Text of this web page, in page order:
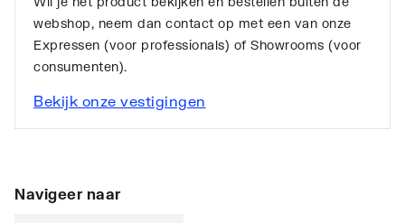
webshop, neem dan contact op met een van onze
Expressen (voor professionals) of Showrooms (voor
consumenten).
Bekijk onze vestigingen
Navigeer naar